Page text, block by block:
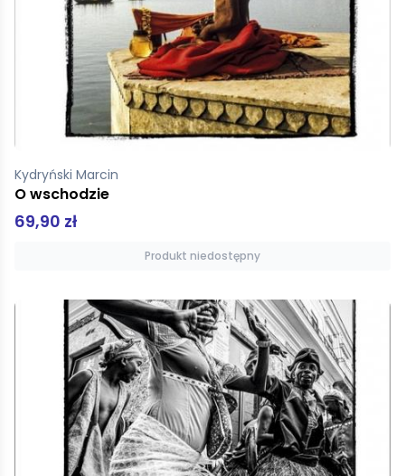
Kydryński Marcin
O wschodzie
69,90 zł
Produkt niedostępny